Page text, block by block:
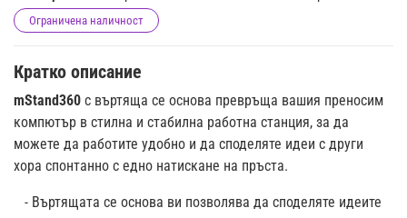
Ограничена наличност
Кратко описание
mStand360 с въртяща се основа превръща вашия преносим
компютър в стилна и стабилна работна станция, за да
можете да работите удобно и да споделяте идеи с други
хора спонтанно с едно натискане на пръста.
- Въртящата се основа ви позволява да споделяте идеите